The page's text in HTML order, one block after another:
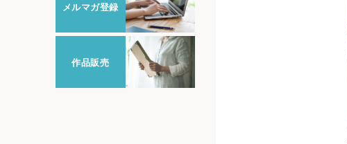
メルマガ登録
作品販売